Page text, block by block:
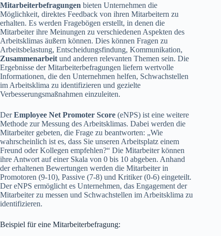
Mitarbeiterbefragungen bieten Unternehmen die
Möglichkeit, direktes Feedback von ihren Mitarbeitern zu
erhalten. Es werden Fragebögen erstellt, in denen die
Mitarbeiter ihre Meinungen zu verschiedenen Aspekten des
Arbeitsklimas äußern können. Dies können Fragen zu
Arbeitsbelastung, Entscheidungsfindung, Kommunikation,
Zusammenarbeitund anderen relevanten Themen sein. Die
Ergebnisse der Mitarbeiterbefragungen liefern wertvolle
Informationen, die den Unternehmen helfen, Schwachstellen
im Arbeitsklima zu identifizieren und gezielte
Verbesserungsmaßnahmen einzuleiten.
DerEmployee Net Promoter Score (eNPS) ist eine weitere
Methode zur Messung des Arbeitsklimas. Dabei werden die
Mitarbeiter gebeten, die Frage zu beantworten: „Wie
wahrscheinlich ist es, dass Sie unseren Arbeitsplatz einem
Freund oder Kollegen empfehlen?“ Die Mitarbeiter können
ihre Antwort auf einer Skala von 0 bis 10 abgeben. Anhand
der erhaltenen Bewertungen werden die Mitarbeiter in
Promotoren (9-10), Passive (7-8) und Kritiker (0-6) eingeteilt.
Der eNPS ermöglicht es Unternehmen, das Engagement der
Mitarbeiter zu messen und Schwachstellen im Arbeitsklima zu
identifizieren.
Beispiel für eine Mitarbeiterbefragung: